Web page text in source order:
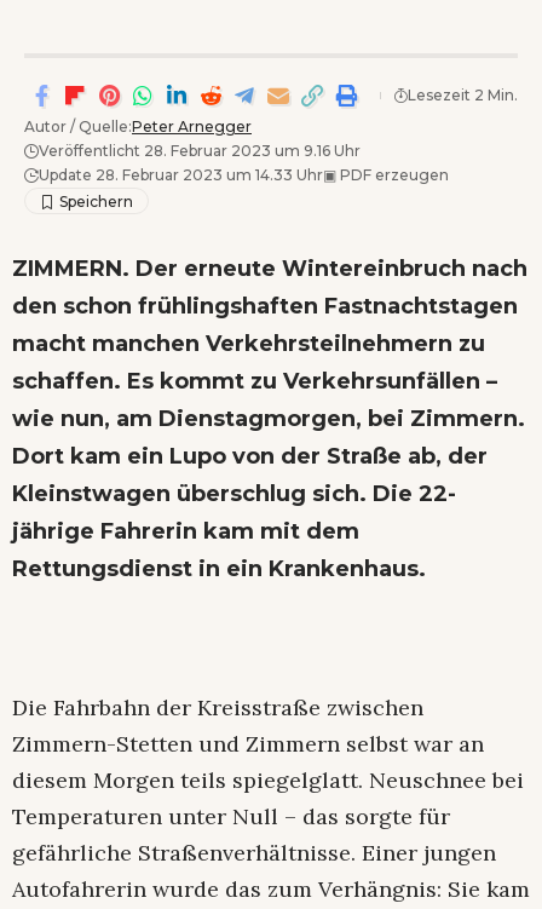
Autor / Quelle:Peter Arnegger
Veröffentlicht 28. Februar 2023 um 9.16 Uhr
Update 28. Februar 2023 um 14.33 Uhr▣ PDF erzeugen
Lesezeit 2 Min.
ZIMMERN. Der erneute Wintereinbruch nach
den schon frühlingshaften Fastnachtstagen
macht manchen Verkehrsteilnehmern zu
schaffen. Es kommt zu Verkehrsunfällen –
wie nun, am Dienstagmorgen, bei Zimmern.
Dort kam ein Lupo von der Straße ab, der
Kleinstwagen überschlug sich. Die 22-
jährige Fahrerin kam mit dem
Rettungsdienst in ein Krankenhaus.
Die Fahrbahn der Kreisstraße zwischen
Zimmern-Stetten und Zimmern selbst war an
diesem Morgen teils spiegelglatt. Neuschnee bei
Temperaturen unter Null – das sorgte für
gefährliche Straßenverhältnisse. Einer jungen
Autofahrerin wurde das zum Verhängnis: Sie kam